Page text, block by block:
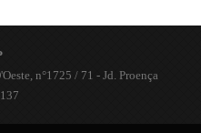
n°1725 / 71 - Jd. Proença